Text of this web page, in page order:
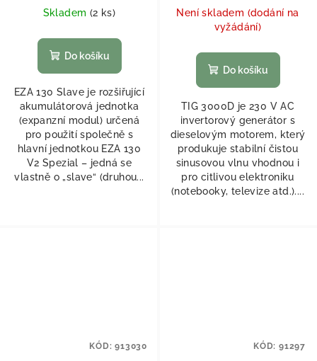
Skladem (2 ks)
Do košíku
EZA 130 Slave je rozšiřující
akumulátorová jednotka
(expanzní modul) určená
pro použití společně s
hlavní jednotkou EZA 130
V2 Spezial – jedná se
vlastně o „slave“ (druhou...
Není skladem (dodání na
vyžádání)
Do košíku
TIG 3000D je 230 V AC
invertorový generátor s
dieselovým motorem, který
produkuje stabilní čistou
sinusovou vlnu vhodnou i
pro citlivou elektroniku
(notebooky, televize atd.)....
KÓD:913030 KÓD: 91297